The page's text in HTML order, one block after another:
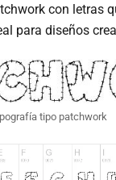
con letras
para diseños
tipo patchwork